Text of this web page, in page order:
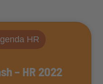
HR
– HR 2022